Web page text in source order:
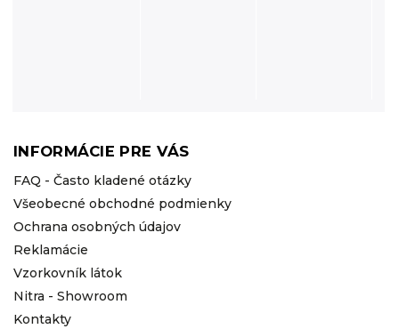
INFORMÁCIE PRE VÁS
FAQ - Často kladené otázky
Všeobecné obchodné podmienky
Ochrana osobných údajov
Reklamácie
Vzorkovník látok
Nitra - Showroom
Kontakty